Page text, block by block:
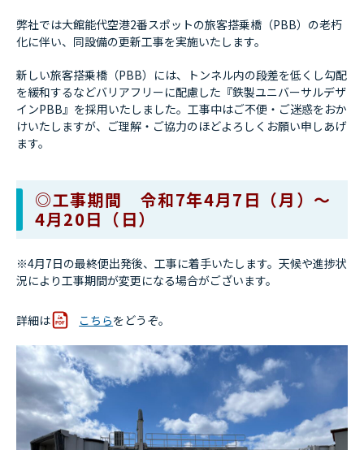
弊社では大館能代空港2番スポットの旅客搭乗橋（PBB）の老朽
化に伴い、同設備の更新工事を実施いたします。
新しい旅客搭乗橋（PBB）には、トンネル内の段差を低くし勾配
を緩和するなどバリアフリーに配慮した『鉄製ユニバーサルデザ
インPBB』を採用いたしました。工事中はご不便・ご迷惑をおか
けいたしますが、ご理解・ご協力のほどよろしくお願い申しあげ
ます。
◎工事期間 令和7年4月7日（月）～
4月20日（日）
※4月7日の最終便出発後、工事に着手いたします。天候や進捗状
況により工事期間が変更になる場合がございます。
詳細は こちらをどうぞ。